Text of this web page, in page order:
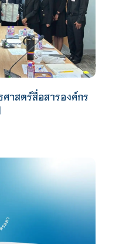
ศาสตร์สื่อสารองค์กร